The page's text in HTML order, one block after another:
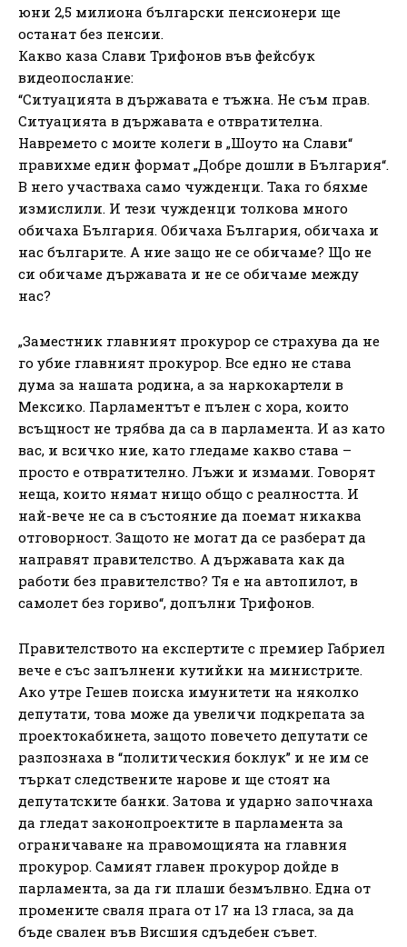
юни 2,5 милиона български пенсионери ще
останат без пенсии.
Какво каза Слави Трифонов във фейсбук
видеопослание:
“Ситуацията в държавата е тъжна. Не съм прав.
Ситуацията в държавата е отвратителна.
Навремето с моите колеги в „Шоуто на Слави“
правихме един формат „Добре дошли в България“.
В него участваха само чужденци. Така го бяхме
измислили. И тези чужденци толкова много
обичаха България. Обичаха България, обичаха и
нас българите. А ние защо не се обичаме? Що не
си обичаме държавата и не се обичаме между
нас?
„Заместник главният прокурор се страхува да не
го убие главният прокурор. Все едно не става
дума за нашата родина, а за наркокартели в
Мексико. Парламентът е пълен с хора, които
всъщност не трябва да са в парламента. И аз като
вас, и всичко ние, като гледаме какво става –
просто е отвратително. Лъжи и измами. Говорят
неща, които нямат нищо общо с реалността. И
най-вече не са в състояние да поемат никаква
отговорност. Защото не могат да се разберат да
направят правителство. А държавата как да
работи без правителство? Тя е на автопилот, в
самолет без гориво“, допълни Трифонов.
Правителството на експертите с премиер Габриел
вече е със запълнени кутийки на министрите.
Ако утре Гешев поиска имунитети на няколко
депутати, това може да увеличи подкрепата за
проектокабинета, защото повечето депутати се
разпознаха в “политическия боклук” и не им се
търкат следствените нарове и ще стоят на
депутатските банки. Затова и ударно започнаха
да гледат законопроектите в парламента за
ограничаване на правомощията на главния
прокурор. Самият главен прокурор дойде в
парламента, за да ги плаши безмълвно. Една от
промените сваля прага от 17 на 13 гласа, за да
бъде свален във Висшия сдъдебен съвет.